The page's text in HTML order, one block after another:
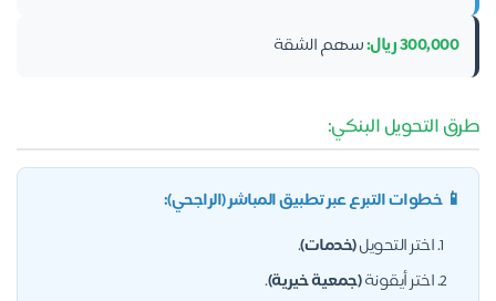
300,000 ريال: سهم الشقة
طرق التحويل البنكي:
📱 خطوات التبرع عبر تطبيق المباشر (الراجحي):
اختر التحويل(خدمات).
اختر أيقونة(جمعية خيرية).